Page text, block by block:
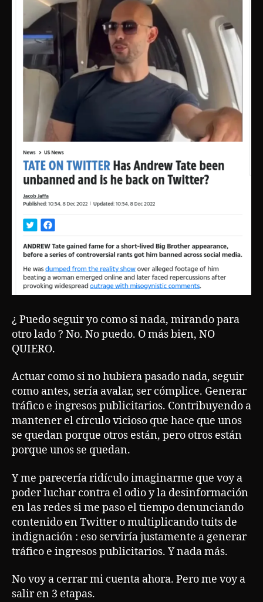
¿ Puedo seguir yo como si nada, mirando para
otro lado ? No. No puedo. O más bien, NO
QUIERO.
Actuar como si no hubiera pasado nada, seguir
como antes, sería avalar, ser cómplice. Generar
tráfico e ingresos publicitarios. Contribuyendo a
mantener el círculo vicioso que hace que unos
se quedan porque otros están, pero otros están
porque unos se quedan.
Y me parecería ridículo imaginarme que voy a
poder luchar contra el odio y la desinformación
en las redes si me paso el tiempo denunciando
contenido en Twitter o multiplicando tuits de
indignación : eso serviría justamente a generar
tráfico e ingresos publicitarios. Y nada más.
No voy a cerrar mi cuenta ahora. Pero me voy a
salir en 3 etapas.